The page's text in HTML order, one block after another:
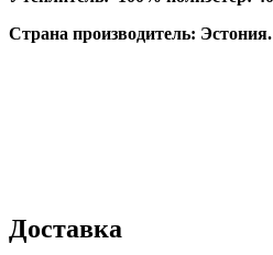
Страна производитель: Эстония.
Доставка